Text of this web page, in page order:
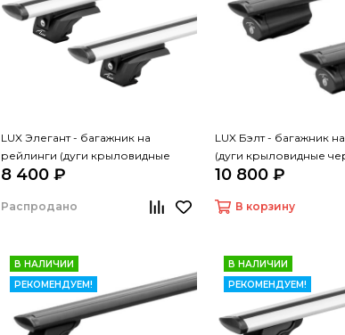
LUX Элегант - багажник на
рейлинги (дуги крыловидные
серые, 1,2м)
8 400 ₽
Распродано
LUX Бэлт - багажник
(дуги крыловидные
10 800 ₽
В корзину
В НАЛИЧИИ
РЕКОМЕНДУЕМ!
В НАЛИЧИИ
РЕКОМЕНДУЕМ!